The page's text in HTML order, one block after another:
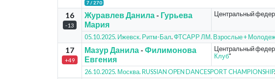
7 / 270
16
-13
Журавлев Данила- Гурьева
Мария
Центральный
05.10.2025. Ижевск. Ритм-Бал.ФТСАРР ЛМ. Взрослые +
17
+49
Мазур Данила- Филимонова
Евгения
Центральный
Клуб"
26.10.2025. Москва. RUSSIAN OPEN DANCESPORT CHAMPIONSHIP.